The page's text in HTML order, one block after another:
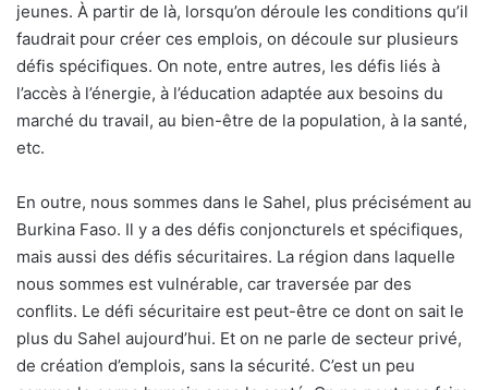
jeunes. À partir de là, lorsqu’on déroule les conditions qu’il
faudrait pour créer ces emplois, on découle sur plusieurs
défis spécifiques. On note, entre autres, les défis liés à
l’accès à l’énergie, à l’éducation adaptée aux besoins du
marché du travail, au bien-être de la population, à la santé,
etc.
En outre, nous sommes dans le Sahel, plus précisément au
Burkina Faso. Il y a des défis conjoncturels et spécifiques,
mais aussi des défis sécuritaires. La région dans laquelle
nous sommes est vulnérable, car traversée par des
conflits. Le défi sécuritaire est peut-être ce dont on sait le
plus du Sahel aujourd’hui. Et on ne parle de secteur privé,
de création d’emplois, sans la sécurité. C’est un peu